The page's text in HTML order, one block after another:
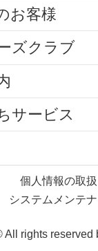
お客様
ズクラブ
サービス
個人情報の取扱
システムメンテ
All rights reserved